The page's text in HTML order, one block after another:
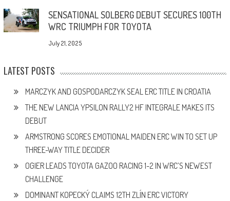
SENSATIONAL SOLBERG DEBUT SECURES 100TH
WRC TRIUMPH FOR TOYOTA
July 21, 2025
LATEST POSTS
MARCZYK AND GOSPODARCZYK SEAL ERC TITLE IN CROATIA
THE NEW LANCIA YPSILON RALLY2 HF INTEGRALE MAKES ITS
DEBUT
ARMSTRONG SCORES EMOTIONAL MAIDEN ERC WIN TO SET UP
THREE-WAY TITLE DECIDER
OGIER LEADS TOYOTA GAZOO RACING 1-2 IN WRC’S NEWEST
CHALLENGE
DOMINANT KOPECKÝ CLAIMS 12TH ZLÍN ERC VICTORY